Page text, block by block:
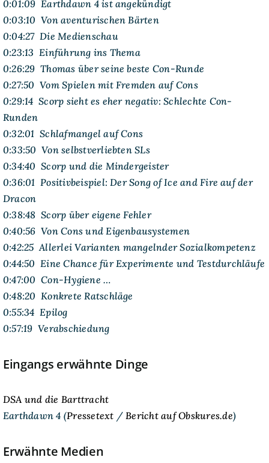
0:01:09 Earthdawn 4 ist angekündigt
0:03:10 Von aventurischen Bärten
0:04:27 Die Medienschau
0:23:13 Einführung ins Thema
0:26:29 Thomas über seine beste Con-Runde
0:27:50 Vom Spielen mit Fremden auf Cons
0:29:14 Scorp sieht es eher negativ: Schlechte Con-
Runden
0:32:01 Schlafmangel auf Cons
0:33:50 Von selbstverliebten SLs
0:34:40 Scorp und die Mindergeister
0:36:01 Positivbeispiel: Der Song of Ice and Fire auf der
Dracon
0:38:48 Scorp über eigene Fehler
0:40:56 Von Cons und Eigenbausystemen
0:42:25 Allerlei Varianten mangelnder Sozialkompetenz
0:44:50 Eine Chance für Experimente und Testdurchläufe
0:47:00 Con-Hygiene …
0:48:20 Konkrete Ratschläge
0:55:34 Epilog
0:57:19 Verabschiedung
Eingangs erwähnte Dinge
DSA und die Barttracht
Earthdawn 4 (Pressetext /Bericht auf Obskures.de)
Erwähnte Medien